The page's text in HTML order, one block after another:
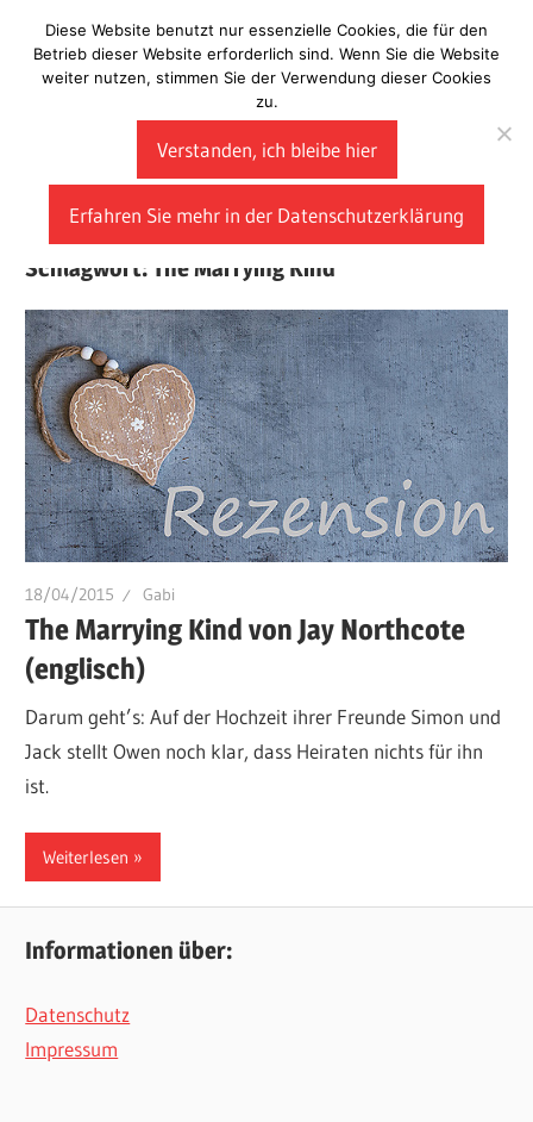
Inhalt
springen
Laberladen
Schlagwort: The Marrying Kind
18/04/2015 Gabi
The Marrying Kind von Jay Northcote
(englisch)
Darum geht’s: Auf der Hochzeit ihrer Freunde Simon und
Jack stellt Owen noch klar, dass Heiraten nichts für ihn
ist.
Weiterlesen
Informationen über:
Datenschutz
Impressum
Diese Website benutzt nur essenzielle Cookies, die für den
Betrieb dieser Website erforderlich sind. Wenn Sie die Website
weiter nutzen, stimmen Sie der Verwendung dieser Cookies
zu.
Verstanden, ich bleibe hier
Erfahren Sie mehr in der Datenschutzerklärung